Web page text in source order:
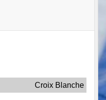
Croix Blanche